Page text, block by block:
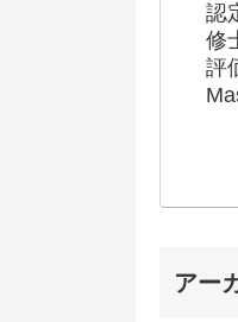
認
修
評
アー